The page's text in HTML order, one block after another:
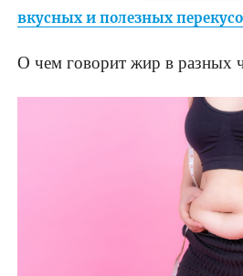
вкусных и полезных
О чем говорит жир в разных